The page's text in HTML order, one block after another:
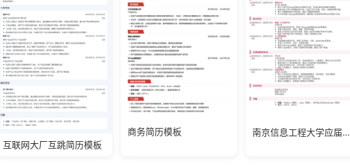
互联网大厂互跳简历模板
商务简历模板 南京信息工程大学应届生简历模板